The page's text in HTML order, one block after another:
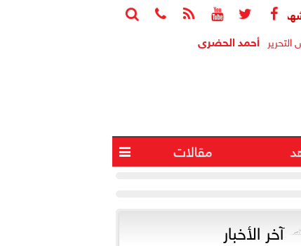






تأسيس شركة ”مواصلات مدن مصر” لتشغيل النقل الذكي
أحمد الحضرى
مقالات 
آخر الأخبار